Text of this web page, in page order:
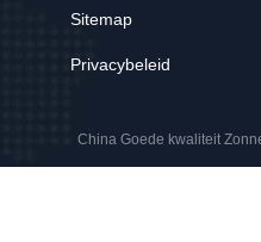
Sitemap
Privacybeleid
China Goede kwaliteit